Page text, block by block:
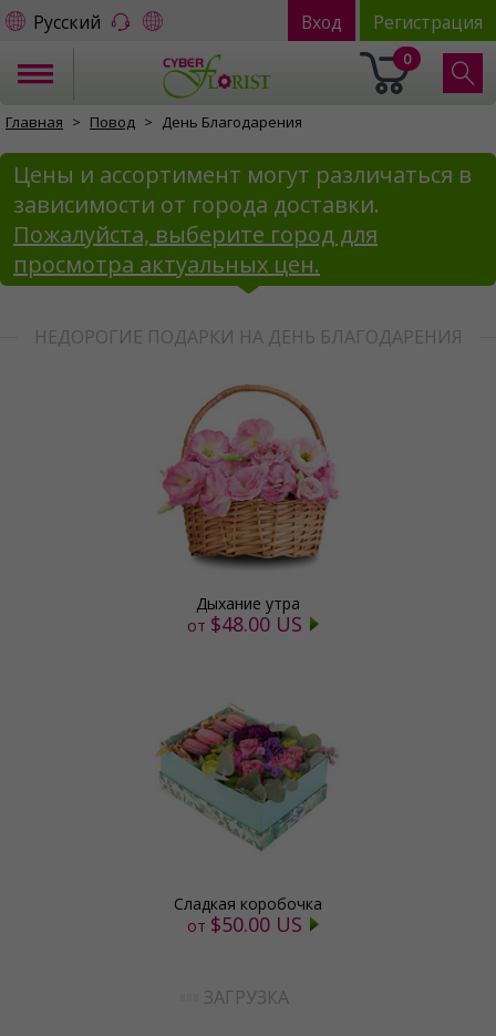
Русский Вход Регистрация
0
Главная Повод День Благодарения
Цены и ассортимент могут различаться в
зависимости от города доставки.
Пожалуйста, выберите город для
просмотра актуальных цен.
НЕДОРОГИЕ ПОДАРКИ НА ДЕНЬ БЛАГОДАРЕНИЯ
Дыхание утра
от $48.00 US
Сладкая коробочка
от $50.00 US
ЗАГРУЗКА